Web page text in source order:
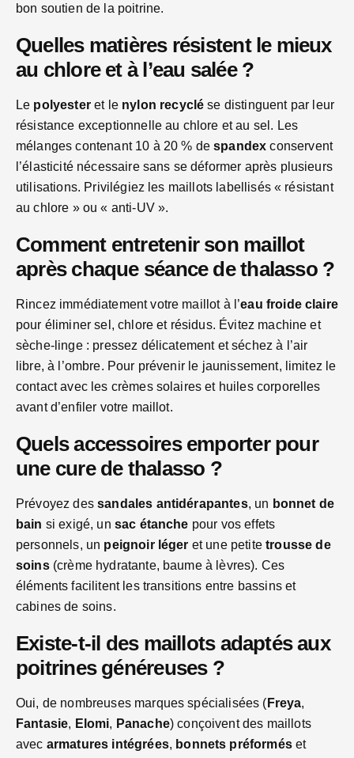
bon soutien de la poitrine.
Quelles matières résistent le mieux
au chlore et à l’eau salée ?
Le polyesteret le nylon recyclé se distinguent par leur
résistance exceptionnelle au chlore et au sel. Les
mélanges contenant 10 à 20 % despandex conservent
l’élasticité nécessaire sans se déformer après plusieurs
utilisations. Privilégiez les maillots labellisés « résistant
au chlore » ou « anti-UV ».
Comment entretenir son maillot
après chaque séance de thalasso ?
Rincez immédiatement votre maillot à l’eau froide claire
pour éliminer sel, chlore et résidus. Évitez machine et
sèche-linge : pressez délicatement et séchez à l’air
libre, à l’ombre. Pour prévenir le jaunissement, limitez le
contact avec les crèmes solaires et huiles corporelles
avant d’enfiler votre maillot.
Quels accessoires emporter pour
une cure de thalasso ?
Prévoyez dessandales antidérapantes, un bonnet de
bain si exigé, un sac étanche pour vos effets
personnels, un peignoir léger et une petitetrousse de
soins(crème hydratante, baume à lèvres). Ces
éléments facilitent les transitions entre bassins et
cabines de soins.
Existe-t-il des maillots adaptés aux
poitrines généreuses ?
Oui, de nombreuses marques spécialisées ( Freya,
Fantasie, Elomi, Panache) conçoivent des maillots
avec armatures intégrées, bonnets préforméset